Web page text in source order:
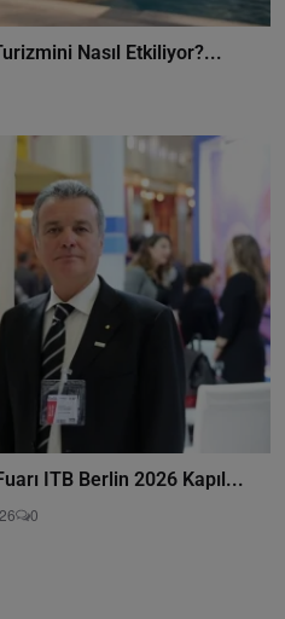
Nasıl Etkiliyor?...
ITB Berlin 2026 Kapıl...
0